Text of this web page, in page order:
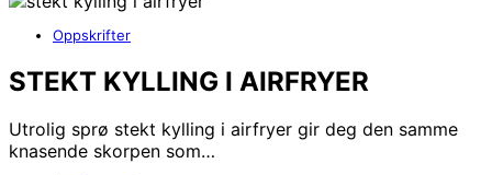
Oppskrifter
STEKT KYLLING I AIRFRYER
Utrolig sprø stekt kylling i airfryer gir deg den samme
knasende skorpen som…